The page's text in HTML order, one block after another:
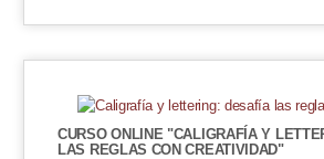
CURSO ONLINE "CALIGRAFÍA Y
LAS REGLAS CON CREATIVIDAD"